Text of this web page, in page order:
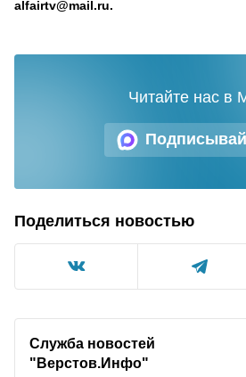
alfairtv@mail.ru.
Читайте нас в
Поделиться новостью
Служба новостей
"Верстов.Инфо"